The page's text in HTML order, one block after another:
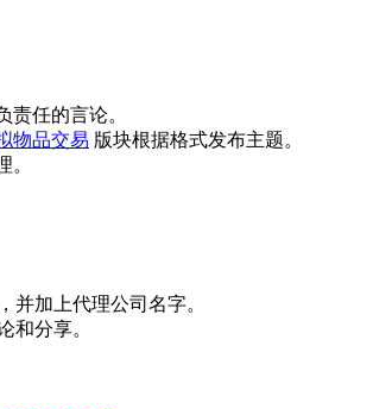
任的言论。
物品交易 版块根据格式发布主题。
。
加上代理公司名字。
和分享。